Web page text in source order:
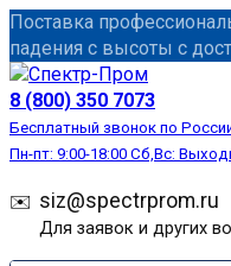
Перейти
к
содержанию
Поставка
падения с высоты с
8 (800) 350 7073
Бесплатный звонок по
Пн-пт: 9:00-18:00 Сб,Вс:
siz@spectrprom.ru
Для заявок и других